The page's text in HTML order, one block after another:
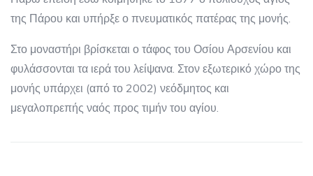
της Πάρου και υπήρξε ο πνευματικός πατέρας της μονής.
Στο μοναστήρι βρίσκεται ο τάφος του Οσίου Αρσενίου και
φυλάσσονται τα ιερά του λείψανα. Στον εξωτερικό χώρο της
μονής υπάρχει (από το 2002) νεόδμητος και
μεγαλοπρεπής ναός προς τιμήν του αγίου.